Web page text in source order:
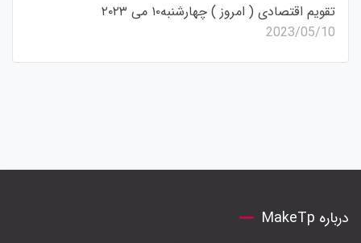
تقویم اقتصادی ( امروز ) چهارشنبه۱۰ می ۲۰۲۳
2023/05/10
درباره MakeTp